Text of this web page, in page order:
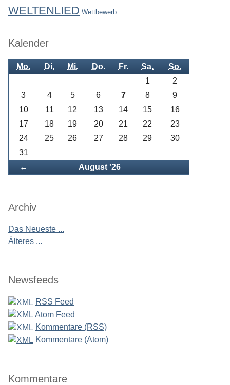
WELTENLIED Wettbewerb
Kalender
Mo. Di. Mi. Do. Fr. Sa. So.
← August '26
1
2
3
4 5 6 7 8
9
10
11 12 13 14 15
16
17
18 19 20 21 22
23
24
25 26 27 28 29
30
31
Archiv
Das Neueste ...
Älteres ...
Newsfeeds
RSS Feed
Atom Feed
Kommentare (RSS)
Kommentare (Atom)
Kommentare